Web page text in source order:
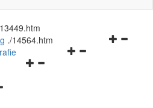
Navigationsmenü
./14564.htm
Navigationsmenü